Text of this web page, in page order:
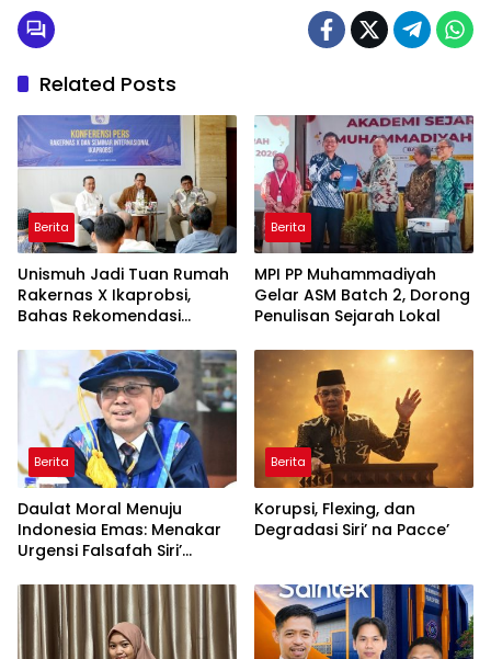
Related Posts
Berita
Unismuh Jadi Tuan Rumah
Rakernas X Ikaprobsi,
Bahas Rekomendasi
Indonesia di Tingkat
Global
Berita
MPI PP Muhammadiyah
Gelar ASM Batch 2, Dorong
Penulisan Sejarah Lokal
Berita
Daulat Moral Menuju
Indonesia Emas: Menakar
Urgensi Falsafah Siri’
Ancaman Kleptokrasi
Berita
Korupsi, Flexing, dan
Degradasi Siri’ na Pacce’